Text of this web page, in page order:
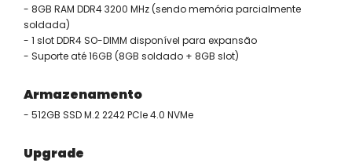
- 8GB RAM DDR4 3200 MHz (sendo memória parcialmente
soldada)
- 1 slot DDR4 SO-DIMM disponível para expansão
- Suporte até 16GB (8GB soldado + 8GB slot)
Armazenamento
- 512GB SSD M.2 2242 PCIe 4.0 NVMe
Upgrade